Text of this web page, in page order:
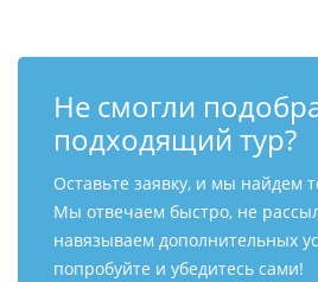
Не смогли
подходящий тур?
Оставьте заявку, и мы найдем
Мы отвечаем быстро, не
навязываем дополнительных
попробуйте и убедитесь сами!